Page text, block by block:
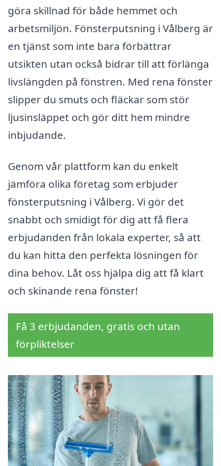
göra skillnad för både hemmet och
arbetsmiljön. Fönsterputsning i Vålberg är
en tjänst som inte bara förbättrar
utsikten utan också bidrar till att förlänga
livslängden på fönstren. Med rena fönster
slipper du smuts och fläckar som stör
ljusinsläppet och gör ditt hem mindre
inbjudande.
Genom vår plattform kan du enkelt
jämföra olika företag som erbjuder
fönsterputsning i Vålberg. Vi gör det
snabbt och smidigt för dig att få flera
erbjudanden från lokala experter, så att
du kan hitta den perfekta lösningen för
dina behov. Låt oss hjälpa dig att få klart
och skinande rena fönster!
Få 3 erbjudanden, gratis och utan
förpliktelser